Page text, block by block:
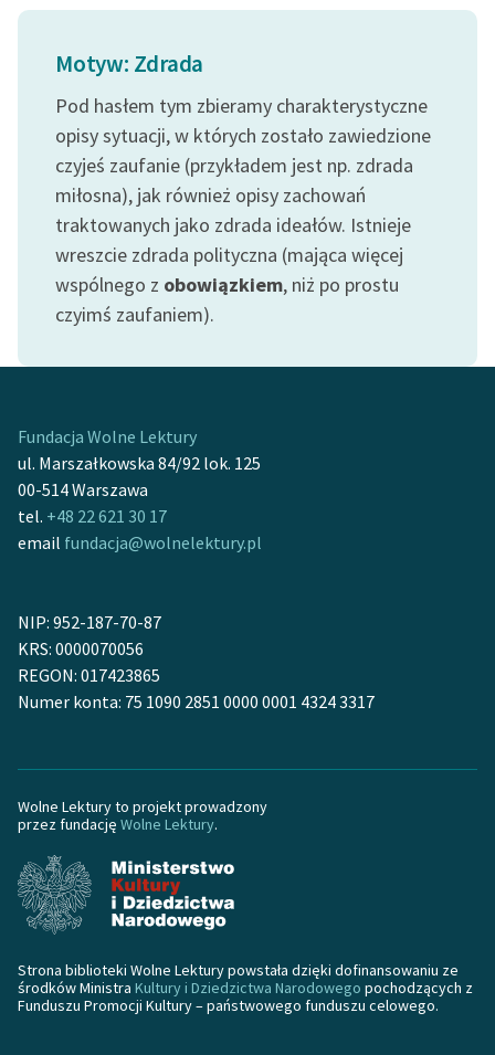
Zasady wykorzystania
Wolnych Lektur
Logotypy
Materiały promocyjne
Polityka prywatności
Regulamin biblioteki
sprawozdania finansowe
Regulamin darowizn
Informacja o treściach
wrażliwych
Motyw: Zdrada
Pod hasłem tym zbieramy charakterystyczne
opisy sytuacji, w których zostało zawiedzione
czyjeś zaufanie (przykładem jest np. zdrada
miłosna), jak również opisy zachowań
traktowanych jako zdrada ideałów. Istnieje
wreszcie zdrada polityczna (mająca więcej
wspólnego z obowiązkiem, niż po prostu
czyimś zaufaniem).
Fundacja Wolne Lektury
ul. Marszałkowska 84/92 lok. 125
00-514 Warszawa
tel. +48 22 621 30 17
email fundacja@wolnelektury.pl
NIP: 952-187-70-87
KRS: 0000070056
REGON: 017423865
Numer konta: 75 1090 2851 0000 0001 4324 3317
Wolne Lektury to projekt prowadzony
przez fundację Wolne Lektury.
Strona biblioteki Wolne Lektury powstała dzięki dofinansowaniu ze
środków Ministra Kultury i Dziedzictwa Narodowego pochodzących z
Funduszu Promocji Kultury – państwowego funduszu celowego.